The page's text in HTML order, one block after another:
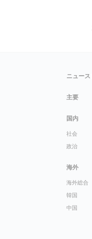
ニュー
主要
国内
社会
政治
海外
海外総合
韓国
中国